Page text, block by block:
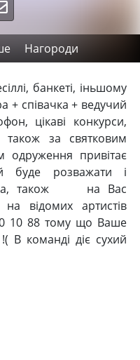
Нагороди
банкеті, іньшому
+ співачка + ведучий
цікаві конкурси,
також за святковим
привітає
буде розважати і
також на Вас
на відомих артистів
10 88 тому що Ваше
В команді діє сухий